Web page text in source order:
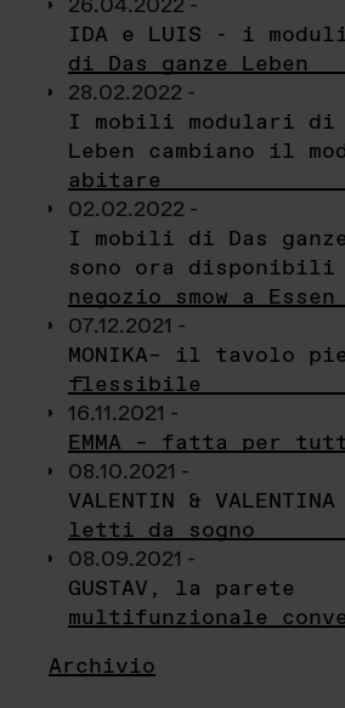
IDA e LUIS - i
di Das ganze Leben
28.02.2022 -
I mobili modulari di
Leben cambiano il
abitare
02.02.2022 -
I mobili di Das
sono ora disponibili
negozio smow a Essen
07.12.2021 -
MONIKA– il tavolo
flessibile
16.11.2021 -
EMMA – fatta per
08.10.2021 -
VALENTIN &
letti da sogno
08.09.2021 -
GUSTAV, la parete
multifunzionale
Archivio